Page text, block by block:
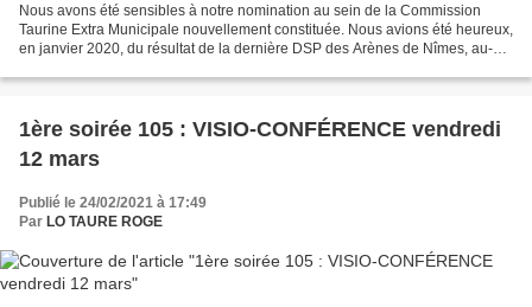
Nous avons été sensibles à notre nomination au sein de la Commission
Taurine Extra Municipale nouvellement constituée. Nous avions été heureux,
en janvier 2020, du résultat de la dernière DSP des Arènes de Nîmes, au-
1ère soirée 105 : VISIO-CONFÉRENCE vendredi
12 mars
Publié le 24/02/2021 à 17:49
Par LO TAURE ROGE